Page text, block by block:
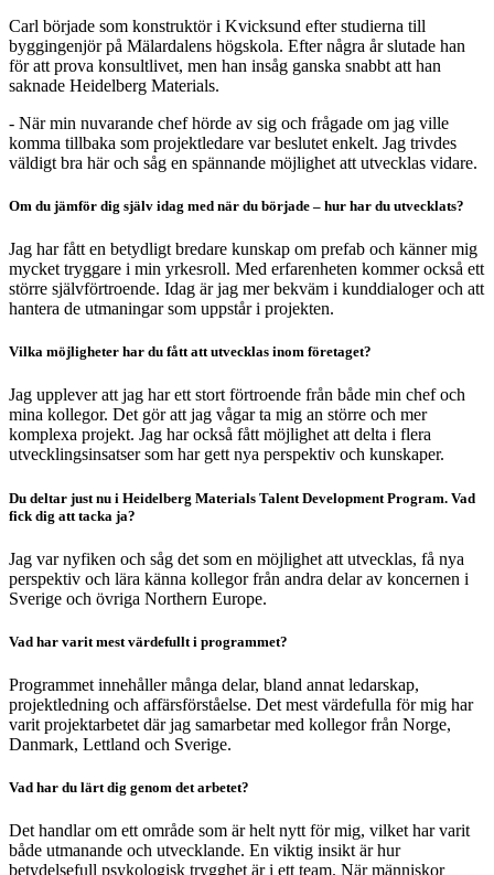
Carl började som konstruktör i Kvicksund efter studierna till
byggingenjör på Mälardalens högskola. Efter några år slutade han
för att prova konsultlivet, men han insåg ganska snabbt att han
saknade Heidelberg Materials.
- När min nuvarande chef hörde av sig och frågade om jag ville
komma tillbaka som projektledare var beslutet enkelt. Jag trivdes
väldigt bra här och såg en spännande möjlighet att utvecklas vidare.
Om du jämför dig själv idag med när du började – hur har du utvecklats?
Jag har fått en betydligt bredare kunskap om prefab och känner mig
mycket tryggare i min yrkesroll. Med erfarenheten kommer också ett
större självförtroende. Idag är jag mer bekväm i kunddialoger och att
hantera de utmaningar som uppstår i projekten.
Vilka möjligheter har du fått att utvecklas inom företaget?
Jag upplever att jag har ett stort förtroende från både min chef och
mina kollegor. Det gör att jag vågar ta mig an större och mer
komplexa projekt. Jag har också fått möjlighet att delta i flera
utvecklingsinsatser som har gett nya perspektiv och kunskaper.
Du deltar just nu i Heidelberg Materials Talent Development Program. Vad
fick dig att tacka ja?
Jag var nyfiken och såg det som en möjlighet att utvecklas, få nya
perspektiv och lära känna kollegor från andra delar av koncernen i
Sverige och övriga Northern Europe.
Vad har varit mest värdefullt i programmet?
Programmet innehåller många delar, bland annat ledarskap,
projektledning och affärsförståelse. Det mest värdefulla för mig har
varit projektarbetet där jag samarbetar med kollegor från Norge,
Danmark, Lettland och Sverige.
Vad har du lärt dig genom det arbetet?
Det handlar om ett område som är helt nytt för mig, vilket har varit
både utmanande och utvecklande. En viktig insikt är hur
betydelsefull psykologisk trygghet är i ett team. När människor